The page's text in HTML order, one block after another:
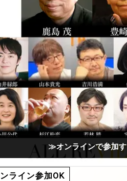
≫オンラインで参加
ライン参加OK